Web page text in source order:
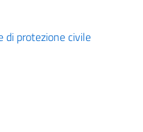
di protezione civile